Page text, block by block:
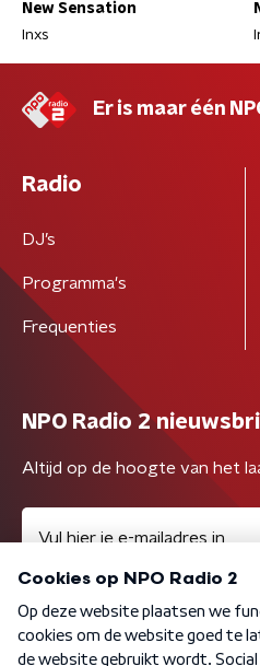
New Sensation
Inxs
Er is maar één
Radio
DJ’s
Programma's
Frequenties
NPO Radio 2
Altijd op de hoogte van het